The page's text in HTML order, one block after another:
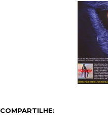
COMPARTILHE: